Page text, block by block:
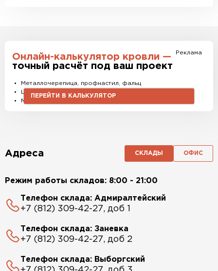
Реклама
Онлайн-калькулятор кровли —
точный расчёт под ваш проект
Металлочерепица, профнастил, фальц
Штакетник, водостоки и софиты
Материалы и комплектующие
ПЕРЕЙТИ В КАЛЬКУЛЯТОР
Адреса СКЛАДЫ ОФИС
Режим работы складов: 8:00 - 21:00
Телефон склада: Адмиралтейский
+7 (812) 309-42-27, доб 1
Телефон склада: Заневка
+7 (812) 309-42-27, доб 2
Телефон склада: Выборгский